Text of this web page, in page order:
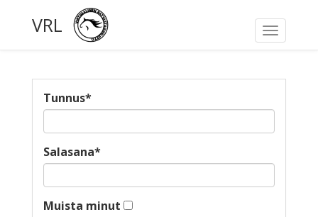
Toggle
VRL
Tunnus*
Salasana*
Muista minut